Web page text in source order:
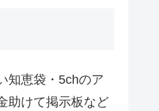
知恵袋・5chのア
助けて掲示板など